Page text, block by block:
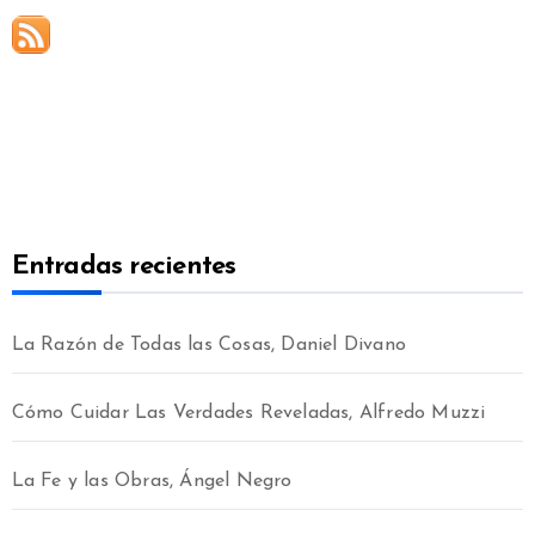
Entradas recientes
La Razón de Todas las Cosas, Daniel Divano
Cómo Cuidar Las Verdades Reveladas, Alfredo Muzzi
La Fe y las Obras, Ángel Negro